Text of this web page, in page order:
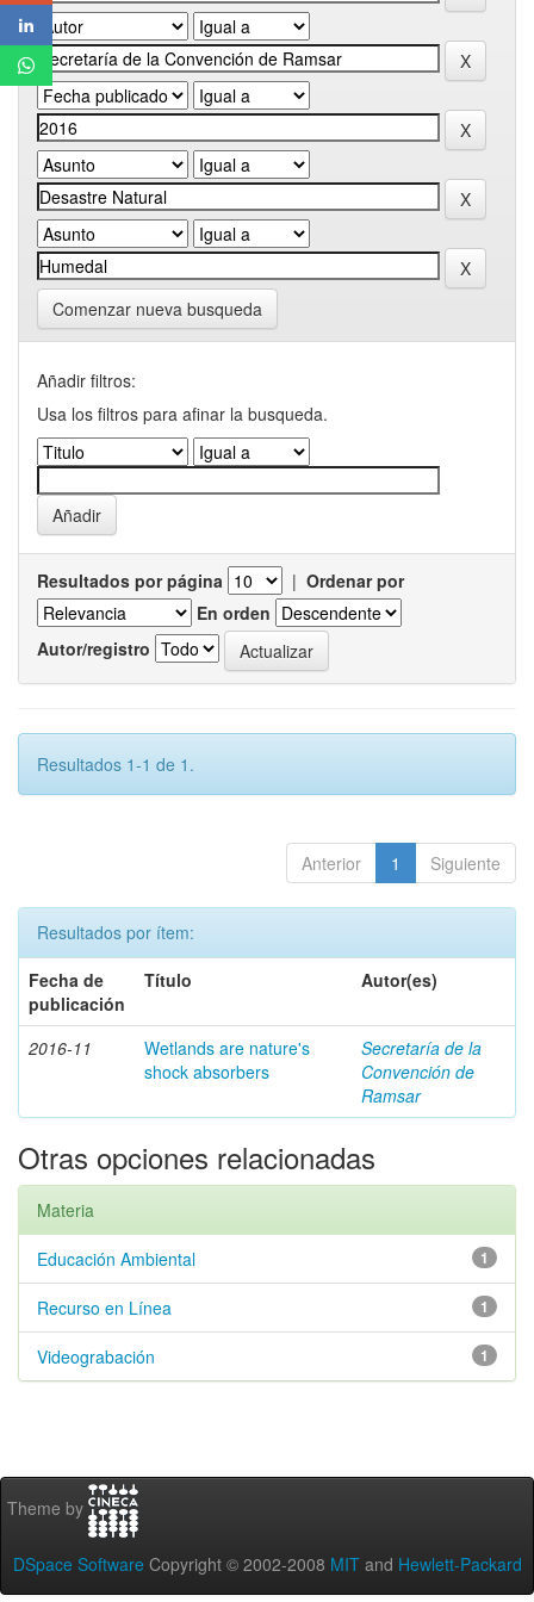
Comenzar nueva busqueda
Añadir filtros:
Usa los filtros para afinar la busqueda.
Resultados por página | Ordenar por
En orden
Autor/registro
Resultados 1-1 de 1.
Anterior 1 Siguiente
Resultados por ítem:
Fecha de
publicación
Título Autor(es)
2016-11
Wetlands are nature's
shock absorbers
Secretaría de la
Convención de
Ramsar
Otras opciones relacionadas
Materia
1
Educación Ambiental
1
Recurso en Línea
1
Videograbación
Theme by
DSpace Software Copyright © 2002-2008 MIT and Hewlett-Packard